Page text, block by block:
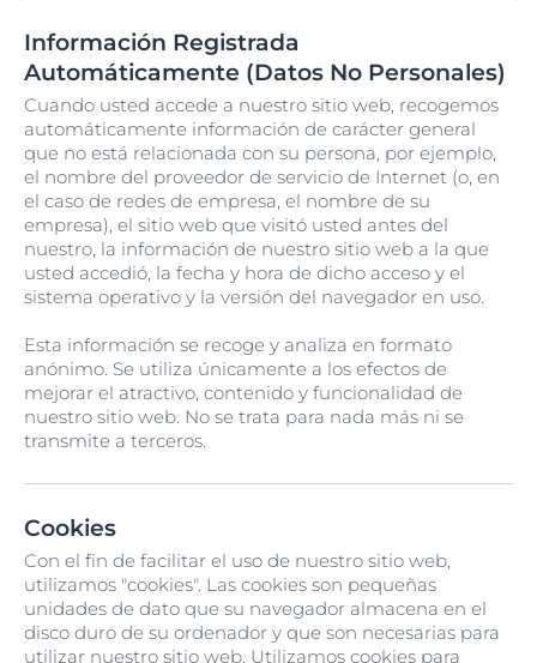
Información Registrada
Automáticamente (Datos No Personales)
Cuando usted accede a nuestro sitio web, recogemos
automáticamente información de carácter general
que no está relacionada con su persona, por ejemplo,
el nombre del proveedor de servicio de Internet (o, en
el caso de redes de empresa, el nombre de su
empresa), el sitio web que visitó usted antes del
nuestro, la información de nuestro sitio web a la que
usted accedió, la fecha y hora de dicho acceso y el
sistema operativo y la versión del navegador en uso.
Esta información se recoge y analiza en formato
anónimo. Se utiliza únicamente a los efectos de
mejorar el atractivo, contenido y funcionalidad de
nuestro sitio web. No se trata para nada más ni se
transmite a terceros.
Cookies
Con el fin de facilitar el uso de nuestro sitio web,
utilizamos "cookies". Las cookies son pequeñas
unidades de dato que su navegador almacena en el
disco duro de su ordenador y que son necesarias para
utilizar nuestro sitio web. Utilizamos cookies para